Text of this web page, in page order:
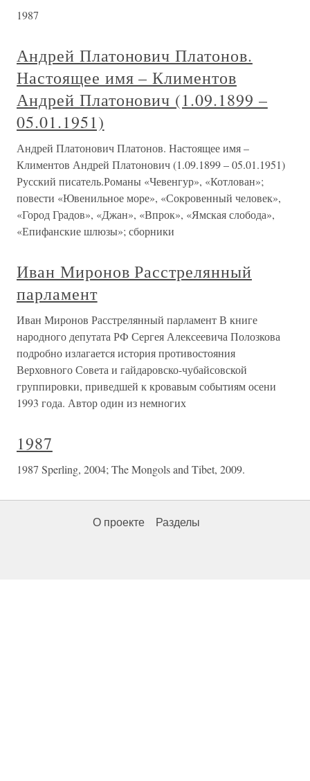
1987
Андрей Платонович Платонов.
Настоящее имя – Климентов
Андрей Платонович (1.09.1899 –
05.01.1951)
Андрей Платонович Платонов. Настоящее имя –
Климентов Андрей Платонович (1.09.1899 – 05.01.1951)
Русский писатель.Романы «Чевенгур», «Котлован»;
повести «Ювенильное море», «Сокровенный человек»,
«Город Градов», «Джан», «Впрок», «Ямская слобода»,
«Епифанские шлюзы»; сборники
Иван Миронов Расстрелянный
парламент
Иван Миронов Расстрелянный парламент В книге
народного депутата РФ Сергея Алексеевича Полозкова
подробно излагается история противостояния
Верховного Совета и гайдаровско-чубайсовской
группировки, приведшей к кровавым событиям осени
1993 года. Автор один из немногих
1987
1987 Sperling, 2004; The Mongols and Tibet, 2009.
О проекте Разделы